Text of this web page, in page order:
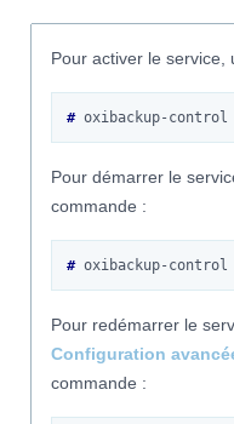
Pour activer le service,
# oxibackup-control
Pour démarrer le
commande :
# oxibackup-control
Pour redémarrer le
Configuration
commande :